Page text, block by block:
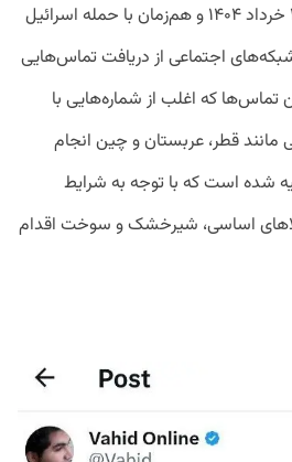
به گزارش پیوست، از روز ۲۳ خرداد ۱۴۰۴ و هم‌زمان با حمله اسرائیل
شبکه‌های اجتماعی از دریافت تماس‌هایی
تماس‌ها که اغلب از شماره‌هایی با
قطر، عربستان و چین انجام
شده است که با توجه به شرایط
اساسی، شیرخشک و سوخت اقدام